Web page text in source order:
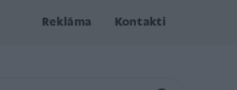
Reklāma Kontakti